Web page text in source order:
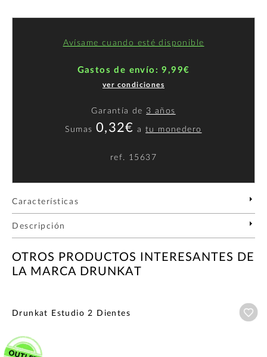
Avísame cuando esté disponible
Gastos de envío: 9,99€
ver condiciones
Garantía de 3 años
Sumas 0,32€ atu monedero
ref. 15637
Características
Descripción
OTROS PRODUCTOS INTERESANTES DE
LA MARCA DRUNKAT
Drunkat Estudio 2 Dientes